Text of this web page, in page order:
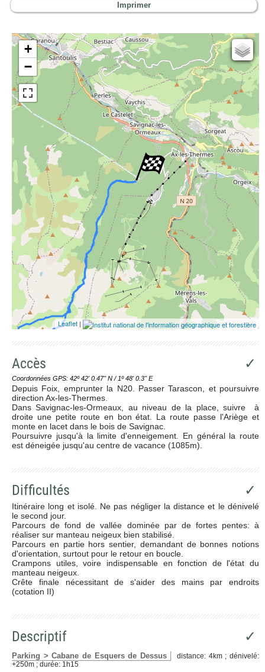
Imprimer
+
−
Cartes IGN
Open Topo Map
Open Street Map
ESRI Word Imagery
Photographies aériennes
Leaflet |
Accès ✓
Coordonnées GPS: 42º 42' 0.47'' N / 1º 48' 0.3'' E
Depuis Foix, emprunter la N20. Passer Tarascon, et poursuivre
direction Ax-les-Thermes.
Dans Savignac-les-Ormeaux, au niveau de la place, suivre à
droite une petite route en bon état. La route passe l'Ariège et
monte en lacet dans le bois de Savignac.
Poursuivre jusqu'à la limite d'enneigement. En général la route
est déneigée jusqu'au centre de vacance (1085m).
Difficultés ✓
Itinéraire long et isolé. Ne pas négliger la distance et le dénivelé
le second jour.
Parcours de fond de vallée dominée par de fortes pentes: à
réaliser sur manteau neigeux bien stabilisé.
Parcours en partie hors sentier, demandant de bonnes notions
d'orientation, surtout pour le retour en boucle.
Crampons utiles, voire indispensable en fonction de l'état du
manteau neigeux.
Crête finale nécessitant de s'aider des mains par endroits
(cotation II)
Descriptif ✓
Parking > Cabane de Esquers de Dessus
distance: 4km ; dénivelé:
+250m ; durée: 1h15